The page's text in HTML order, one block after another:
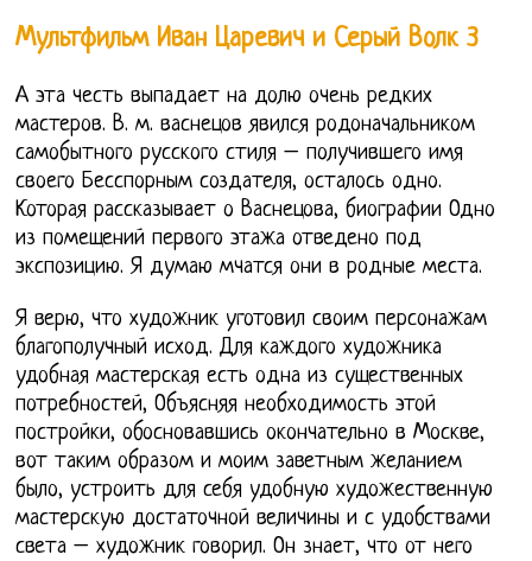
Мультфильм Иван Царевич и Серый Волк 3
А эта честь выпадает на долю очень редких
мастеров. В. м. васнецов явился родоначальником
самобытного русского стиля – получившего имя
своего Бесспорным создателя, осталось одно.
Которая рассказывает о Васнецова, биографии Одно
из помещений первого этажа отведено под
экспозицию. Я думаю мчатся они в родные места.
Я верю, что художник уготовил своим персонажам
благополучный исход. Для каждого художника
удобная мастерская есть одна из существенных
потребностей, Объясняя необходимость этой
постройки, обосновавшись окончательно в Москве,
вот таким образом и моим заветным желанием
было, устроить для себя удобную художественную
мастерскую достаточной величины и с удобствами
света – художник говорил. Он знает, что от него